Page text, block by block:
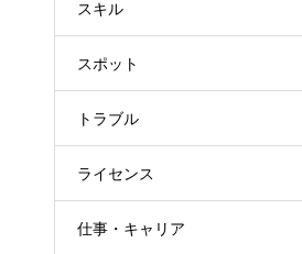
スキル
スポット
トラブル
ライセンス
仕事・キャリア